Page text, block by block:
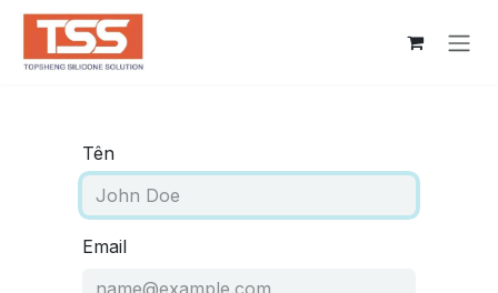
Bỏ qua để đến Nội dung
Tên
Email